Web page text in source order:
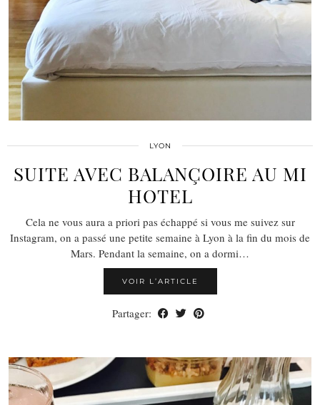
LYON
SUITE AVEC BALANÇOIRE AU MI
HOTEL
Cela ne vous aura a priori pas échappé si vous me suivez sur
Instagram, on a passé une petite semaine à Lyon à la fin du mois de
Mars. Pendant la semaine, on a dormi…
VOIR L’ARTICLE
Partager: